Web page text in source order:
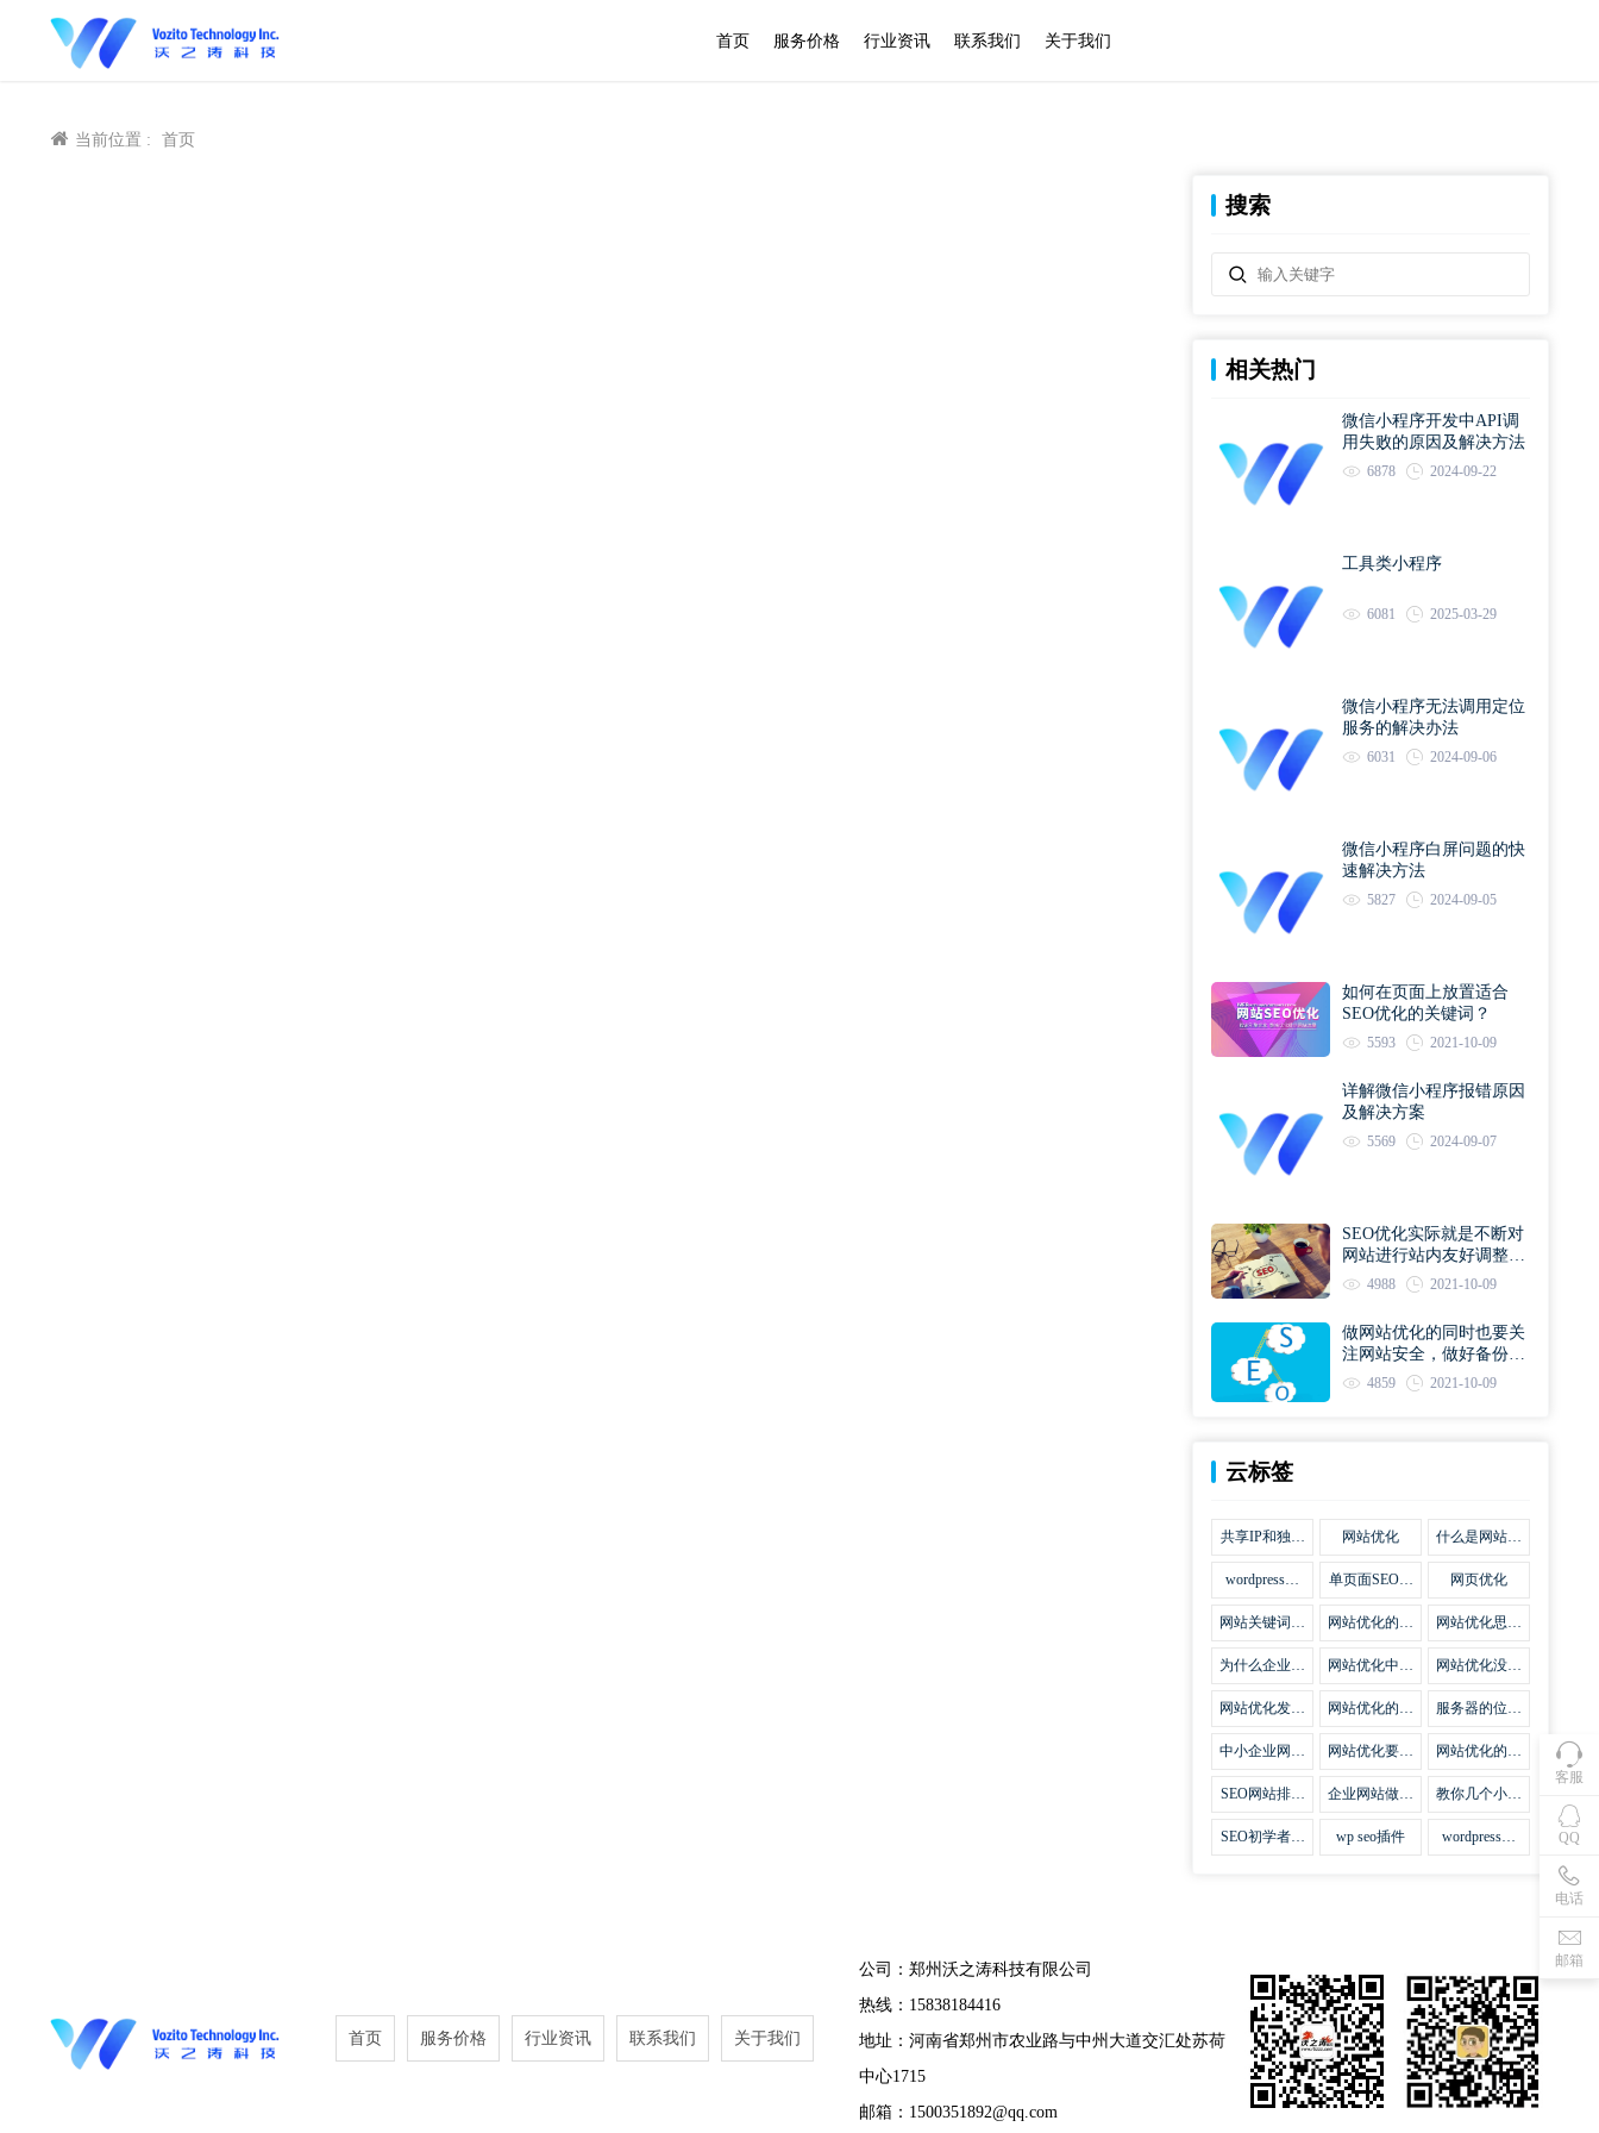
首页 服务价格 行业资讯 联系我们 关于我们
当前位置 : 首页
搜索
相关热门
微信小程序开发中API调
用失败的原因及解决方法
6878 2024-09-22
工具类小程序
6081 2025-03-29
微信小程序无法调用定位
服务的解决办法
6031 2024-09-06
微信小程序白屏问题的快
速解决方法
5827 2024-09-05
如何在页面上放置适合
SEO优化的关键词？
5593 2021-10-09
详解微信小程序报错原因
及解决方案
5569 2024-09-07
SEO优化实际就是不断对
网站进行站内友好调整直
到符合优化规则
4988 2021-10-09
做网站优化的同时也要关
注网站安全，做好备份工
作 4859 2021-10-09
云标签
共享IP和独立
网站优化
什么是网站优
wordpress网
集插件
单页面SEO网
网页优化
网站关键词优
么
网站优化的误
网站优化思路
要
为什么企业网
网站SEO优
网站优化中关
干问题
网站优化没有
味道
网站优化发挥
网站优化的费
服务器的位置
影响
中小企业网站
法
网站优化要不
网站优化的逆
SEO网站排名
法宝
企业网站做好
势
教你几个小技
页优化
SEO初学者，
wp seo插件
wordpress插
客服
QQ
电话
邮箱
首页 服务价格 行业资讯 联系我们 关于我们
公司：郑州沃之涛科技有限公司
热线：15838184416
地址：河南省郑州市农业路与中州大道交汇处苏荷
中心1715
邮箱：1500351892@qq.com